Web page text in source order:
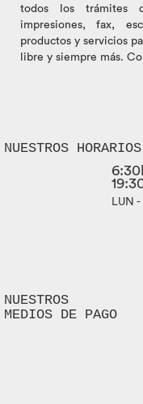
todos los trámites
impresiones, fax,
productos y servicios
libre y siempre más.
NUESTROS HORARIOS
LUN -
NUESTROS
MEDIOS DE PAGO